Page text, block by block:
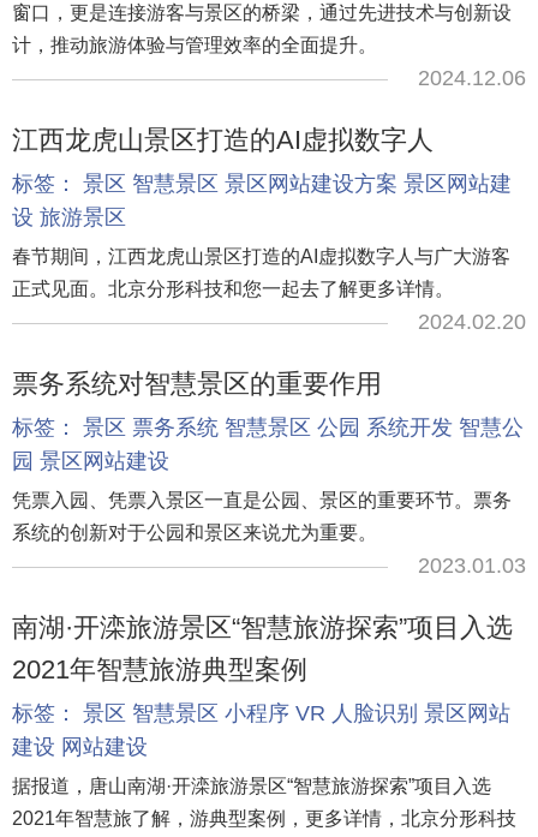
窗口，更是连接游客与景区的桥梁，通过先进技术与创新设
计，推动旅游体验与管理效率的全面提升。
2024.12.06
江西龙虎山景区打造的AI虚拟数字人
标签： 景区 智慧景区 景区网站建设方案 景区网站建
设 旅游景区
春节期间，江西龙虎山景区打造的AI虚拟数字人与广大游客
正式见面。北京分形科技和您一起去了解更多详情。
2024.02.20
票务系统对智慧景区的重要作用
标签： 景区 票务系统 智慧景区 公园 系统开发 智慧公
园 景区网站建设
凭票入园、凭票入景区一直是公园、景区的重要环节。票务
系统的创新对于公园和景区来说尤为重要。
2023.01.03
南湖·开滦旅游景区“智慧旅游探索”项目入选
2021年智慧旅游典型案例
标签： 景区 智慧景区 小程序 VR 人脸识别 景区网站
建设 网站建设
据报道，唐山南湖·开滦旅游景区“智慧旅游探索”项目入选
2021年智慧旅了解，游典型案例，更多详情，北京分形科技